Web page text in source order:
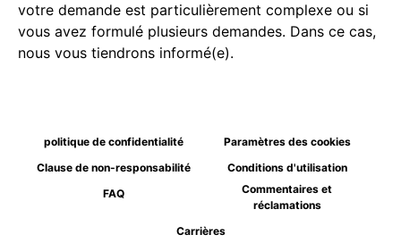
votre demande est particulièrement complexe ou si
vous avez formulé plusieurs demandes. Dans ce cas,
nous vous tiendrons informé(e).
politique de confidentialité
Paramètres des cookies
Clause de non-responsabilité
Conditions d'utilisation
FAQ
Commentaires et
réclamations
Carrières